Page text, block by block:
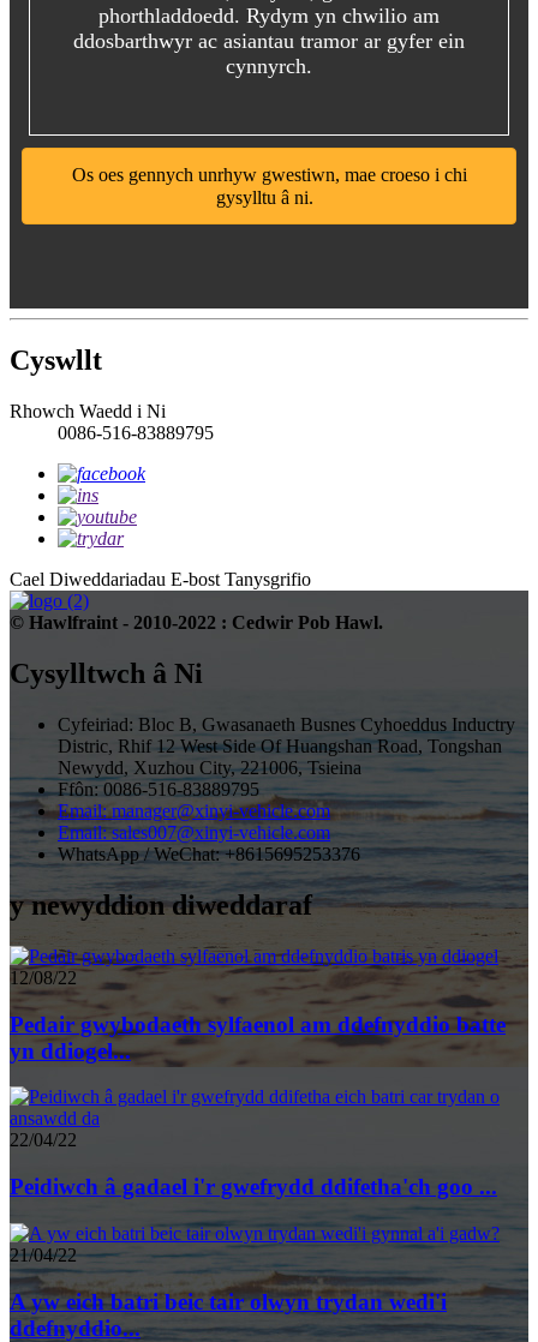
phorthladdoedd. Rydym yn chwilio am
ddosbarthwyr ac asiantau tramor ar gyfer ein
cynnyrch.
Os oes gennych unrhyw gwestiwn, mae croeso i chi
gysylltu â ni.
Cyswllt
Rhowch Waedd i Ni
0086-516-83889795
Cael Diweddariadau E-bost Tanysgrifio
© Hawlfraint - 2010-2022 : Cedwir Pob Hawl.
Cysylltwch â Ni
Cyfeiriad: Bloc B, Gwasanaeth Busnes Cyhoeddus Inductry
Distric, Rhif 12 West Side Of Huangshan Road, Tongshan
Newydd, Xuzhou City, 221006, Tsieina
Ffôn: 0086-516-83889795
Email: manager@xinyi-vehicle.com
Email: sales007@xinyi-vehicle.com
WhatsApp / WeChat: +8615695253376
y newyddion diweddaraf
12/08/22
Pedair gwybodaeth sylfaenol am ddefnyddio batte
yn ddiogel...
22/04/22
Peidiwch â gadael i'r gwefrydd ddifetha'ch goo ...
21/04/22
A yw eich batri beic tair olwyn trydan wedi'i
ddefnyddio...